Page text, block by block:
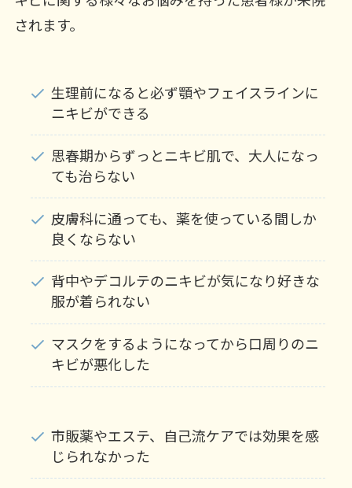
されます。
生理前になると必ず顎やフェイスラインに
ニキビができる
思春期からずっとニキビ肌で、大人になっ
ても治らない
皮膚科に通っても、薬を使っている間しか
良くならない
背中やデコルテのニキビが気になり好きな
服が着られない
マスクをするようになってから口周りのニ
キビが悪化した
市販薬やエステ、自己流ケアでは効果を感
じられなかった